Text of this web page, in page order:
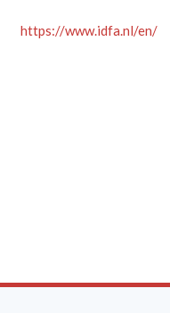
https://www.idfa.nl/en/